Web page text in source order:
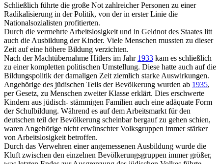
Schließlich führte die große Not zahlreicher Personen zu einer
Radikalisierung in der Politik, von der in erster Linie die
Nationalsozialisten profitierten.
Durch die vermehrte Arbeitslosigkeit und in Geldnot des Staates litt
auch die Ausbildung der Kinder. Viele Menschen mussten zu dieser
Zeit auf eine höhere Bildung verzichten.
Nach der Machtübernahme Hitlers im Jahr 1933 kam es schließlich
zu einer kompletten politischen Umstellung. Diese hatte auch auf die
Bildungspolitik der damaligen Zeit ziemlich starke Auswirkungen.
Angehörige des jüdischen Teils der Bevölkerung wurden ab 1935,
per Gesetz, zu Menschen zweiter Klasse erklärt. Dies erschwerte
Kindern aus jüdisch- stämmigen Familien auch eine adäquate Form
der Schulbildung. Während es auf dem Arbeitsmarkt für den
deutschen teil der Bevölkerung scheinbar bergauf zu gehen schien,
waren Angehörige nicht erwünschter Volksgruppen immer stärker
von Arbeitslosigkeit betroffen.
Durch das Verwehren einer angemessenen Ausbildung wurde die
Kluft zwischen den einzelnen Bevölkerungsgruppen immer größer,